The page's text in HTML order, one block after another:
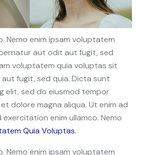
Nemo enim ipsam voluptatem
aut odit aut fugit, sed
voluptatem quia voluptas sit
fugit, sed quia. Dicta sunt
elit, sed do eiusmod tempor
dolore magna aliqua. Ut enim ad
enim ullamco. Nemo
Quia Voluptas.
Nemo enim ipsam voluptatem